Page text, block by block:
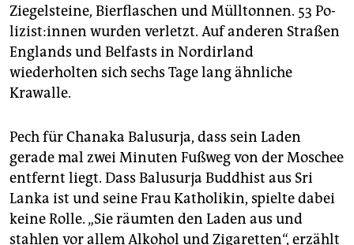
Ziegelsteine, Bierflaschen und Mülltonnen. 53 Po­
li­zis­t:in­nen wurden verletzt. Auf anderen Straßen
Englands und Belfasts in Nordirland
wiederholten sich sechs Tage lang ähnliche
Krawalle.
Pech für Chanaka Balusurja, dass sein Laden
gerade mal zwei Minuten Fußweg von der Moschee
entfernt liegt. Dass Balusurja Buddhist aus Sri
Lanka ist und seine Frau Katholikin, spielte dabei
keine Rolle. „Sie räumten den Laden aus und
stahlen vor allem Alkohol und Zigaretten“, erzählt